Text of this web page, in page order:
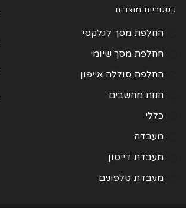
קטגוריות מוצרים
החלפת מסך לגלקסי
החלפת מסך שיומי
החלפת סוללה אייפון
חנות מחשבים
כללי
מעבדה
מעבדת דייסון
מעבדת טלפונים